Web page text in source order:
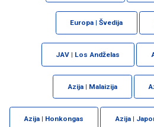
Europa | Švedija
JAV | Los Andželas
Azija | Malaizija
Azija | Honkongas Azija |